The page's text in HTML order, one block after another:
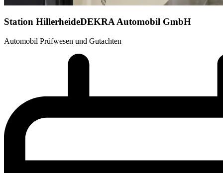
Station HillerheideDEKRA Automobil GmbH
Automobil Prüfwesen und Gutachten